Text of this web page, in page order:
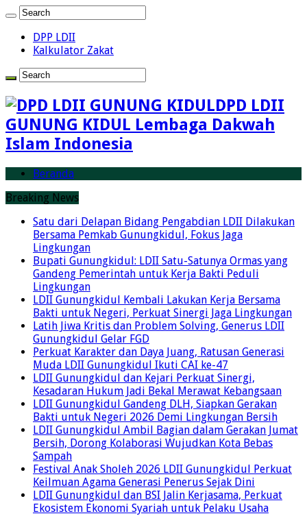
DPP LDII
Kalkulator Zakat
DPD LDII
GUNUNG KIDUL Lembaga Dakwah
Islam Indonesia
Beranda
Breaking News
Satu dari Delapan Bidang Pengabdian LDII Dilakukan
Bersama Pemkab Gunungkidul, Fokus Jaga
Lingkungan
Bupati Gunungkidul: LDII Satu-Satunya Ormas yang
Gandeng Pemerintah untuk Kerja Bakti Peduli
Lingkungan
LDII Gunungkidul Kembali Lakukan Kerja Bersama
Bakti untuk Negeri, Perkuat Sinergi Jaga Lingkungan
Latih Jiwa Kritis dan Problem Solving, Generus LDII
Gunungkidul Gelar FGD
Perkuat Karakter dan Daya Juang, Ratusan Generasi
Muda LDII Gunungkidul Ikuti CAI ke-47
LDII Gunungkidul dan Kejari Perkuat Sinergi,
Kesadaran Hukum Jadi Bekal Merawat Kebangsaan
LDII Gunungkidul Gandeng DLH, Siapkan Gerakan
Bakti untuk Negeri 2026 Demi Lingkungan Bersih
LDII Gunungkidul Ambil Bagian dalam Gerakan Jumat
Bersih, Dorong Kolaborasi Wujudkan Kota Bebas
Sampah
Festival Anak Sholeh 2026 LDII Gunungkidul Perkuat
Keilmuan Agama Generasi Penerus Sejak Dini
LDII Gunungkidul dan BSI Jalin Kerjasama, Perkuat
Ekosistem Ekonomi Syariah untuk Pelaku Usaha